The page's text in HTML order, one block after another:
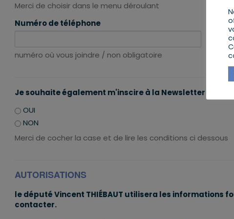
Merci de choisir dans le menu déroulant
Numéro de téléphone
numéro où vous joindre / non obligatoire
date
Je souhaite également m'inscire à la Newsletter du
OUI
NON
Merci de cocher la case et de lire les conditions ci dessous
AUTORISATIONS
le député Vincent THIÉBAUT utilisera les informations
contacter.